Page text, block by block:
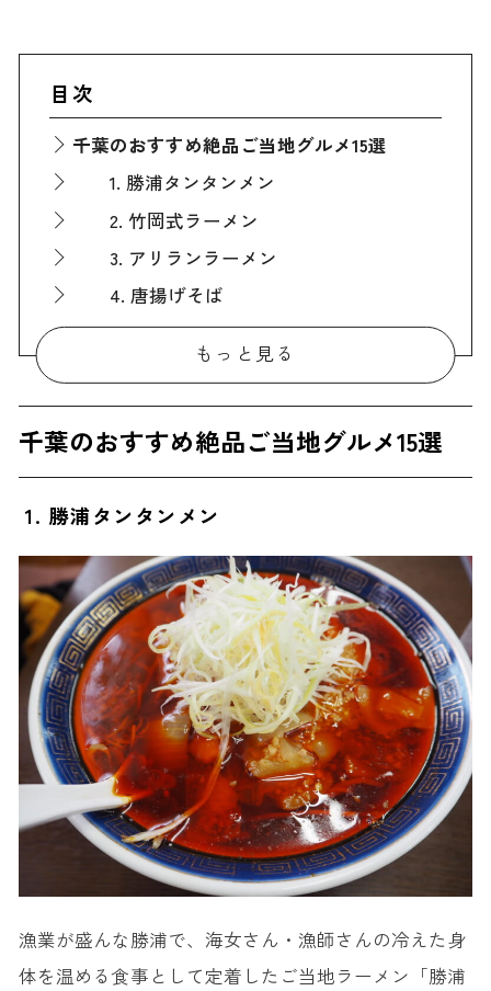
目次
千葉のおすすめ絶品ご当地グルメ15選
1. 勝浦タンタンメン
2. 竹岡式ラーメン
3. アリランラーメン
4. 唐揚げそば
5. なめろう
6. さんが焼き
7. 伊勢エビ
8. くじら料理
9. おらが丼
10. はかりめ丼
11. 太巻き祭り寿司
12. サザエカレー
13. ホワイト餃子
14. 落花生
15. 房総びわ
千葉の名物グルメが楽しめる人気店11選
1. 元祖勝浦式担々麺 江ざわ
2. cafe＆kitchen DOLPHIN
3. さんが郷土料理 こっから
4. 海鮮本陣 魚祭
5. ハクダイ食品
6. 一山いけす
もっと見る
千葉のおすすめ絶品ご当地グルメ15選
1. 勝浦タンタンメン
漁業が盛んな勝浦で、海女さん・漁師さんの冷えた身
体を温める食事として定着したご当地ラーメン「勝浦